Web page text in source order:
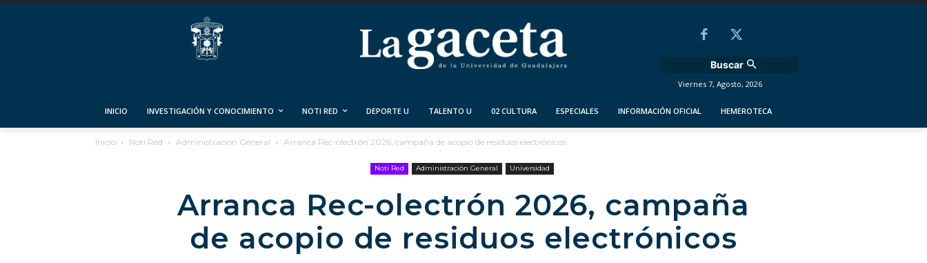
Buscar
Viernes 7, Agosto, 2026
INICIO INVESTIGACIÓN Y CONOCIMIENTO NOTI RED DEPORTE U TALENTO U 02 CULTURA ESPECIALES INFORMACIÓN OFICIAL HEMEROTECA
Inicio Noti Red Administración General Arranca Rec-olectrón 2026, campaña de acopio de residuos electrónicos
Noti Red Administración General Universidad
Arranca Rec-olectrón 2026, campaña
de acopio de residuos electrónicos